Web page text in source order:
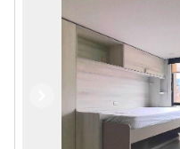
Anterior
Siguiente